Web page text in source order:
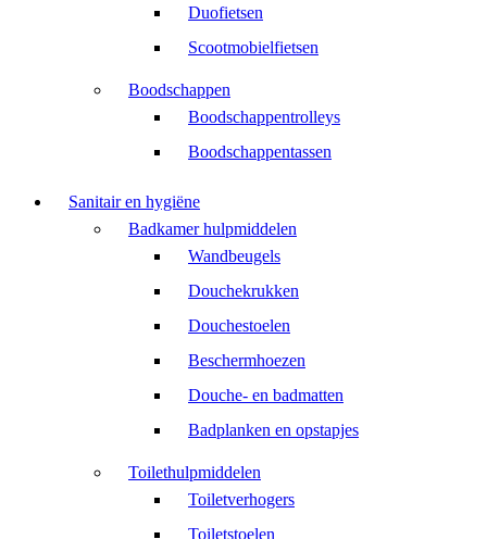
Duofietsen
Scootmobielfietsen
Boodschappen
Boodschappentrolleys
Boodschappentassen
Sanitair en hygiëne
Badkamer hulpmiddelen
Wandbeugels
Douchekrukken
Douchestoelen
Beschermhoezen
Douche- en badmatten
Badplanken en opstapjes
Toilethulpmiddelen
Toiletverhogers
Toiletstoelen